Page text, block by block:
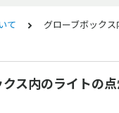
て グローブボック
ス内のライトの